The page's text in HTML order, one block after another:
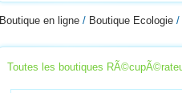
Boutique en ligne / Boutique Ecologie /
Toutes les boutiques